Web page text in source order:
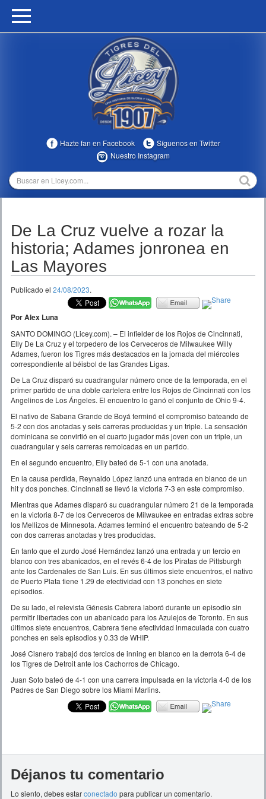
HOME
MULTIMEDIA
TEMPORADAS
Hazte fan en Facebook
Síguenos en Twitter
Nuestro Instagram
De La Cruz vuelve a rozar la
historia; Adames jonronea en
Las Mayores
Publicado el 24/08/2023.
Por Alex Luna
SANTO DOMINGO (Licey.com). – El infielder de los Rojos de Cincinnati,
Elly De La Cruz y el torpedero de los Cerveceros de Milwaukee Willy
Adames, fueron los Tigres más destacados en la jornada del miércoles
correspondiente al béisbol de las Grandes Ligas.
De La Cruz disparó su cuadrangular número once de la temporada, en el
primer partido de una doble cartelera entre los Rojos de Cincinnati con los
Angelinos de Los Ángeles. El encuentro lo ganó el conjunto de Ohio 9-4.
El nativo de Sabana Grande de Boyá terminó el compromiso bateando de
5-2 con dos anotadas y seis carreras producidas y un triple. La sensación
dominicana se convirtió en el cuarto jugador más joven con un triple, un
cuadrangular y seis carreras remolcadas en un partido.
En el segundo encuentro, Elly bateó de 5-1 con una anotada.
En la causa perdida, Reynaldo López lanzó una entrada en blanco de un
hit y dos ponches. Cincinnati se llevó la victoria 7-3 en este compromiso.
Mientras que Adames disparó su cuadrangular número 21 de la temporada
en la victoria 8-7 de los Cerveceros de Milwaukee en entradas extras sobre
los Mellizos de Minnesota. Adames terminó el encuentro bateando de 5-2
con dos carreras anotadas y tres producidas.
En tanto que el zurdo José Hernández lanzó una entrada y un tercio en
blanco con tres abanicados, en el revés 6-4 de los Piratas de Pittsburgh
ante los Cardenales de San Luis. En sus últimos siete encuentros, el nativo
de Puerto Plata tiene 1.29 de efectividad con 13 ponches en siete
episodios.
De su lado, el relevista Génesis Cabrera laboró durante un episodio sin
permitir libertades con un abanicado para los Azulejos de Toronto. En sus
últimos siete encuentros, Cabrera tiene efectividad inmaculada con cuatro
ponches en seis episodios y 0.33 de WHIP.
José Cisnero trabajó dos tercios de inning en blanco en la derrota 6-4 de
los Tigres de Detroit ante los Cachorros de Chicago.
Juan Soto bateó de 4-1 con una carrera impulsada en la victoria 4-0 de los
Padres de San Diego sobre los Miami Marlins.
Déjanos tu comentario
Lo siento, debes estarconectado para publicar un comentario.